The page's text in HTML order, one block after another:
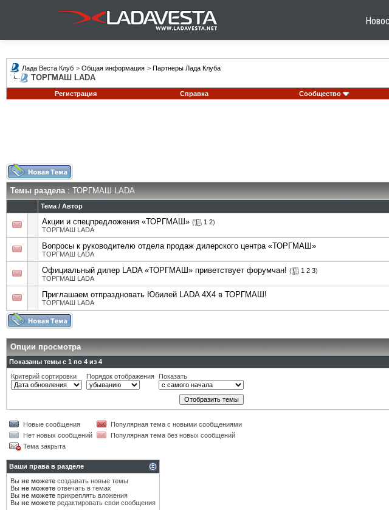
Лада Веста Клуб > Общая информация > Партнеры Лада Клуба
ТОРГМАШ LADA
Регистрация
Справка Сообщество
Темы раздела: ТОРГМАШ LADA
Тема / Автор
Акции и спецпредложения «ТОРГМАШ» ( 1 2)
ТОРГМАШ LADA
Вопросы к руководителю отдела продаж дилерского центра «ТОРГМАШ»
ТОРГМАШ LADA
Официальный дилер LADA «ТОРГМАШ» приветствует форумчан! ( 1 2 3)
ТОРГМАШ LADA
Приглашаем отпраздновать Юбилей LADA 4X4 в ТОРГМАШ!
ТОРГМАШ LADA
Опции просмотра
Показаны темы с 1 по 4 из 4
Критерий сортировки
Порядок отображения Показать
Новые сообщения
Популярная тема с новыми сообщениями
Нет новых сообщений
Популярная тема без новых сообщений
Тема закрыта
Ваши права в разделе
Вы не можете создавать новые темы
Вы не можете отвечать в темах
Вы не можете прикреплять вложения
Вы не можете редактировать свои сообщения